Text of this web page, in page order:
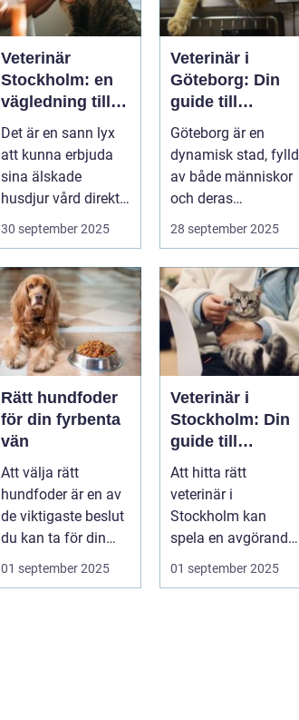
Veterinär
Stockholm: en
vägledning till
vård i hemmiljö
Det är en sann lyx
att kunna erbjuda
sina älskade
husdjur vård direkt i
hemmet. I st...
30 september 2025
Veterinär i
Göteborg: Din
guide till
djursjukvård
Göteborg är en
dynamisk stad, fylld
av både människor
och deras
djurvänner...
28 september 2025
Rätt hundfoder
för din fyrbenta
vän
Att välja rätt
hundfoder är en av
de viktigaste beslut
du kan ta för din
hunds h...
01 september 2025
Veterinär i
Stockholm: Din
guide till
djursjukvård i
huvudstaden
Att hitta rätt
veterinär i
Stockholm kan
spela en avgörande
roll för ditt husdju...
01 september 2025